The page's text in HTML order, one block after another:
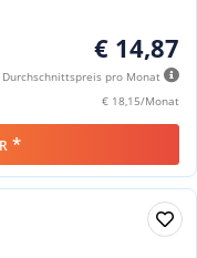
€ 14,87
Durchschnittspreis pro Monat
€ 18,15/Monat
*